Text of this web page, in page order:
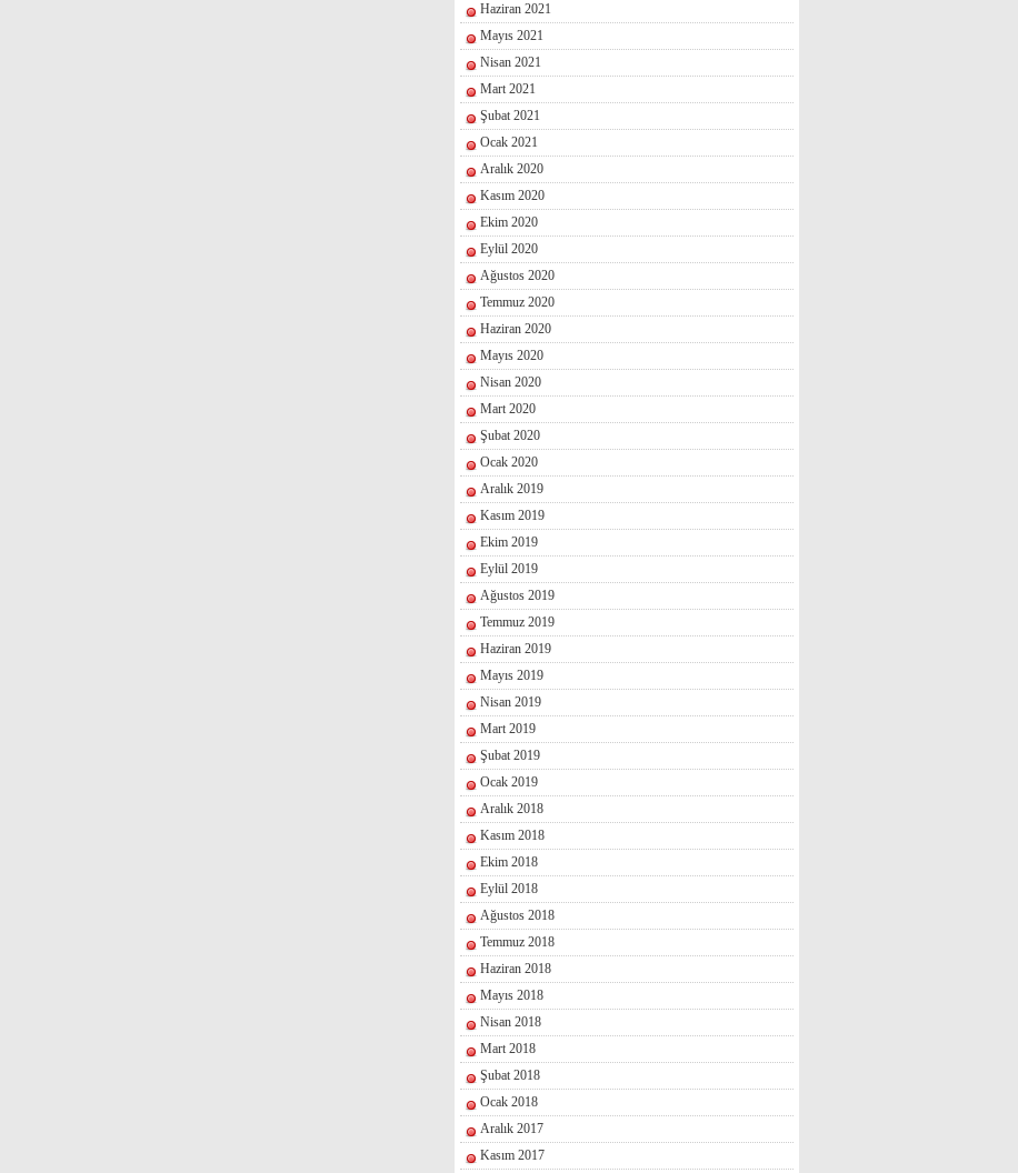
Haziran 2021
Mayıs 2021
Nisan 2021
Mart 2021
Şubat 2021
Ocak 2021
Aralık 2020
Kasım 2020
Ekim 2020
Eylül 2020
Ağustos 2020
Temmuz 2020
Haziran 2020
Mayıs 2020
Nisan 2020
Mart 2020
Şubat 2020
Ocak 2020
Aralık 2019
Kasım 2019
Ekim 2019
Eylül 2019
Ağustos 2019
Temmuz 2019
Haziran 2019
Mayıs 2019
Nisan 2019
Mart 2019
Şubat 2019
Ocak 2019
Aralık 2018
Kasım 2018
Ekim 2018
Eylül 2018
Ağustos 2018
Temmuz 2018
Haziran 2018
Mayıs 2018
Nisan 2018
Mart 2018
Şubat 2018
Ocak 2018
Aralık 2017
Kasım 2017